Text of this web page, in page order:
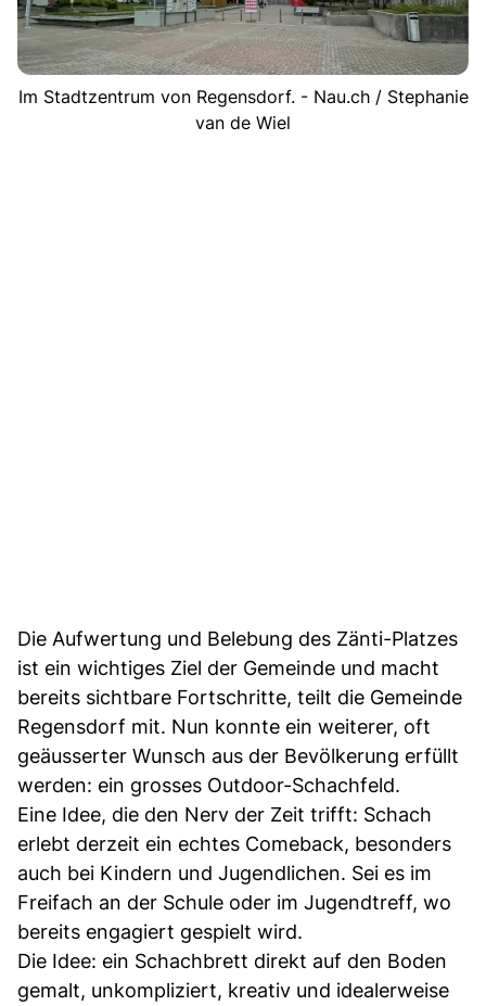
Im Stadtzentrum von Regensdorf. - Nau.ch / Stephanie
van de Wiel
Die Aufwertung und Belebung des Zänti-Platzes
ist ein wichtiges Ziel der Gemeinde und macht
bereits sichtbare Fortschritte, teilt die Gemeinde
Regensdorf mit. Nun konnte ein weiterer, oft
geäusserter Wunsch aus der Bevölkerung erfüllt
werden: ein grosses Outdoor-Schachfeld.
Eine Idee, die den Nerv der Zeit trifft: Schach
erlebt derzeit ein echtes Comeback, besonders
auch bei Kindern und Jugendlichen. Sei es im
Freifach an der Schule oder im Jugendtreff, wo
bereits engagiert gespielt wird.
Die Idee: ein Schachbrett direkt auf den Boden
gemalt, unkompliziert, kreativ und idealerweise